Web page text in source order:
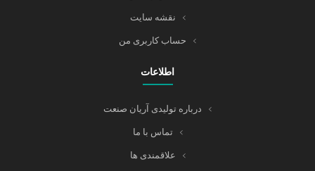
نقشه سایت
حساب کاربری من
اطلاعات
درباره تولیدی آریان صنعت
تماس با ما
علاقمندی ها